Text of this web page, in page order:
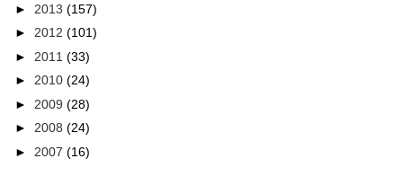
► 2013 (157)
► 2012 (101)
► 2011 (33)
► 2010 (24)
► 2009 (28)
► 2008 (24)
► 2007 (16)